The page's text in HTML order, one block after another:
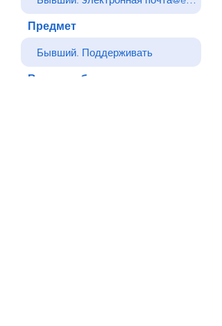
Предмет
Ваше сообщение